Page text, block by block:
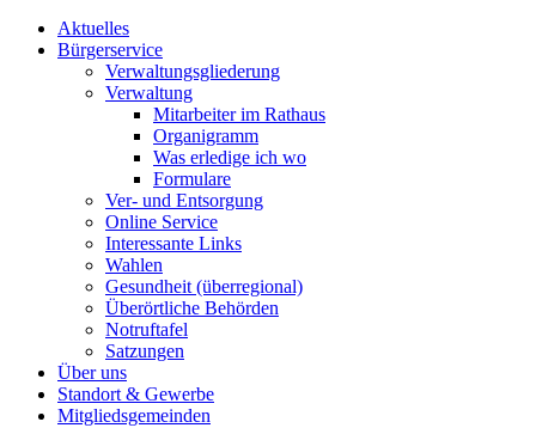
Aktuelles
Bürgerservice
Verwaltungsgliederung
Verwaltung
Mitarbeiter im Rathaus
Organigramm
Was erledige ich wo
Formulare
Ver- und Entsorgung
Online Service
Interessante Links
Wahlen
Gesundheit (überregional)
Überörtliche Behörden
Notruftafel
Satzungen
Über uns
Standort & Gewerbe
Mitgliedsgemeinden